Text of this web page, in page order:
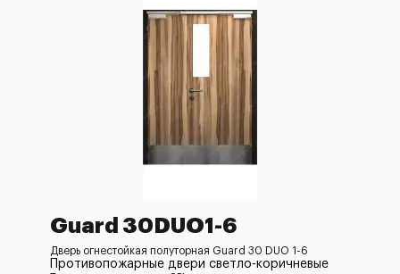
Guard 30DUO1-6
Дверь огнестойкая полуторная Guard 30 DUO 1-6
Противопожарные двери светло-коричневые